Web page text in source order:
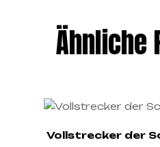
Ähnliche
Vollstrecker der